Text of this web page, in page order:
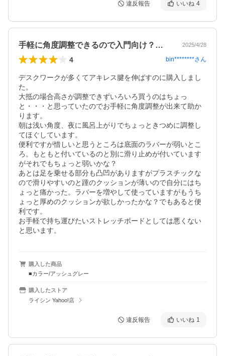
違反報告 いいね 4
手軽に角度調整できるので入門向け？要改善 2025/4/28
4 bin********さん
デスクワークが多くてアキレス腱を伸ばすのに購入しまし
た。
大抵の場合高さが調整できずいろいろ買うのはちょっ
と・・・と思っていたのでお手軽に角度調整が出来て助か
ります。
朝は浅い角度、夜に風呂上がりでちょっときつめに調整し
てほぐしています。
便利ですが惜しいと思うところは底面のラバーが弱いとこ
ろ。もともと付いているのと別に滑り止めが付いています
がそれでもちょっと弱いかな？
あとは足を乗せる部分も凸凹がありますがプラスチックな
ので滑りやすいのと踵のクッションが薄いので自分にはち
ょっと痛かった。ラバーを増やして使っていますがもうち
ょっと厚めのクッションが欲しかったかな？でもあると便
利です。
お手軽で持ち運びたいストレッチボードとしては悪くない
と思います。
購入した商品
■カラー/アッシュグレー
購入したストア
ライシン Yahoo!店
違反報告 いいね 1